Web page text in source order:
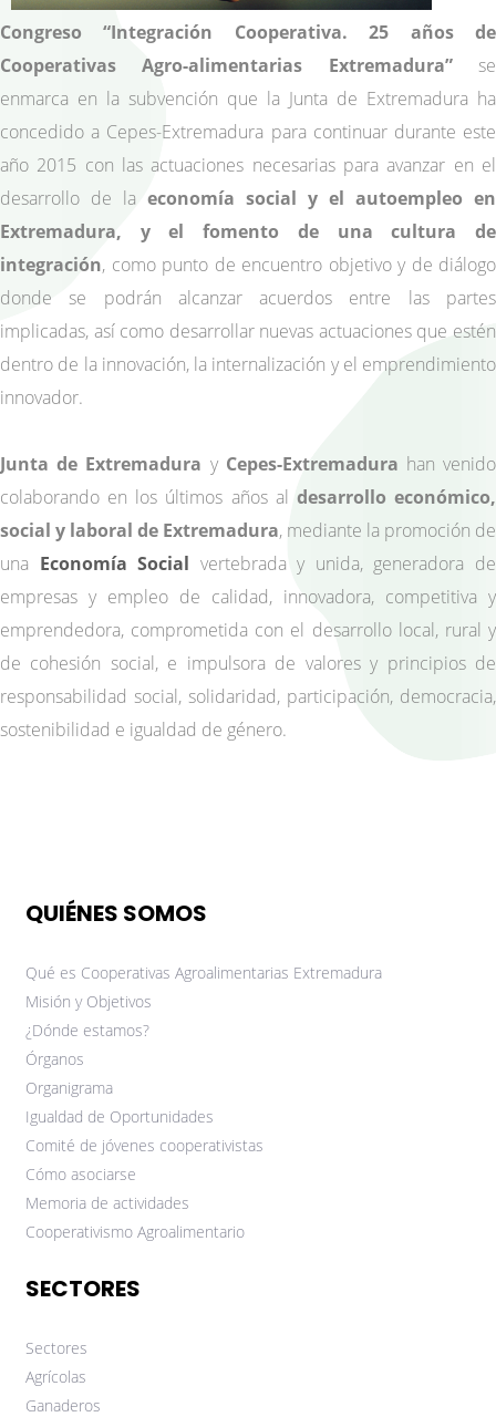
Congreso “Integración Cooperativa. 25 años de
Cooperativas Agro-alimentarias Extremadura”se
enmarca en la subvención que la Junta de Extremadura ha
concedido a Cepes-Extremadura para continuar durante este
año 2015 con las actuaciones necesarias para avanzar en el
desarrollo de la economía social y el autoempleo en
Extremadura, y el fomento de una cultura de
integración, como punto de encuentro objetivo y de diálogo
donde se podrán alcanzar acuerdos entre las partes
implicadas, así como desarrollar nuevas actuaciones que estén
dentro de la innovación, la internalización y el emprendimiento
innovador.
Junta de Extremadura y Cepes-Extremadura han venido
colaborando en los últimos años al desarrollo económico,
social y laboral de Extremadura, mediante la promoción de
una Economía Social vertebrada y unida, generadora de
empresas y empleo de calidad, innovadora, competitiva y
emprendedora, comprometida con el desarrollo local, rural y
de cohesión social, e impulsora de valores y principios de
responsabilidad social, solidaridad, participación, democracia,
sostenibilidad e igualdad de género.
QUIÉNES SOMOS
Qué es Cooperativas Agroalimentarias Extremadura
Misión y Objetivos
¿Dónde estamos?
Órganos
Organigrama
Igualdad de Oportunidades
Comité de jóvenes cooperativistas
Cómo asociarse
Memoria de actividades
Cooperativismo Agroalimentario
SECTORES
Sectores
Agrícolas
Ganaderos